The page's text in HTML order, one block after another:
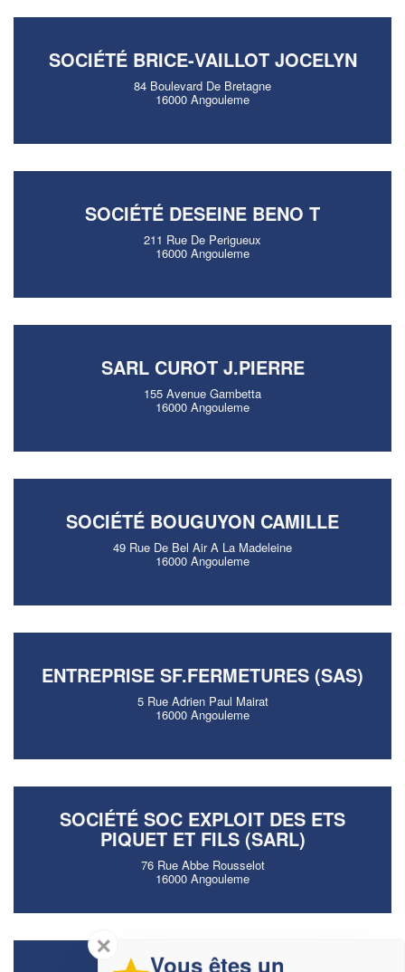
SOCIÉTÉ BRICE-VAILLOT JOCELYN
84 Boulevard De Bretagne
16000 Angouleme
SOCIÉTÉ DESEINE BENO T
211 Rue De Perigueux
16000 Angouleme
SARL CUROT J.PIERRE
155 Avenue Gambetta
16000 Angouleme
SOCIÉTÉ BOUGUYON CAMILLE
49 Rue De Bel Air A La Madeleine
16000 Angouleme
ENTREPRISE SF.FERMETURES (SAS)
5 Rue Adrien Paul Mairat
16000 Angouleme
SOCIÉTÉ SOC EXPLOIT DES ETS
PIQUET ET FILS (SARL)
76 Rue Abbe Rousselot
16000 Angouleme
✕
Vous êtes un